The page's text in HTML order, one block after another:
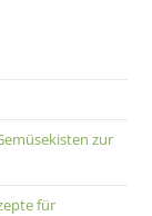
zur
für